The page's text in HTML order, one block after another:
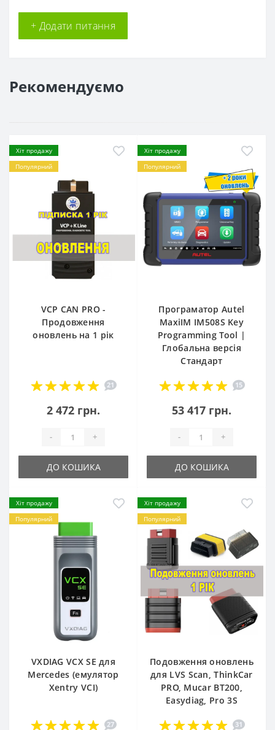
+ Додати питання
Рекомендуємо
Хіт продажу
Популярний
VCP CAN PRO -
Продовження
оновлень на 1 рік
21
2 472 грн.
- +
ДО КОШИКА
Хіт продажу
Популярний
Програматор Autel
MaxiIM IM508S Key
Programming Tool |
Глобальна версія
Стандарт
15
53 417 грн.
- +
ДО КОШИКА
Хіт продажу
Популярний
VXDIAG VCX SE для
Mercedes (емулятор
Xentry VCI)
27
Хіт продажу
Популярний
Подовження оновлень
для LVS Scan, ThinkCar
PRO, Mucar BT200,
Easydiag, Pro 3S
31